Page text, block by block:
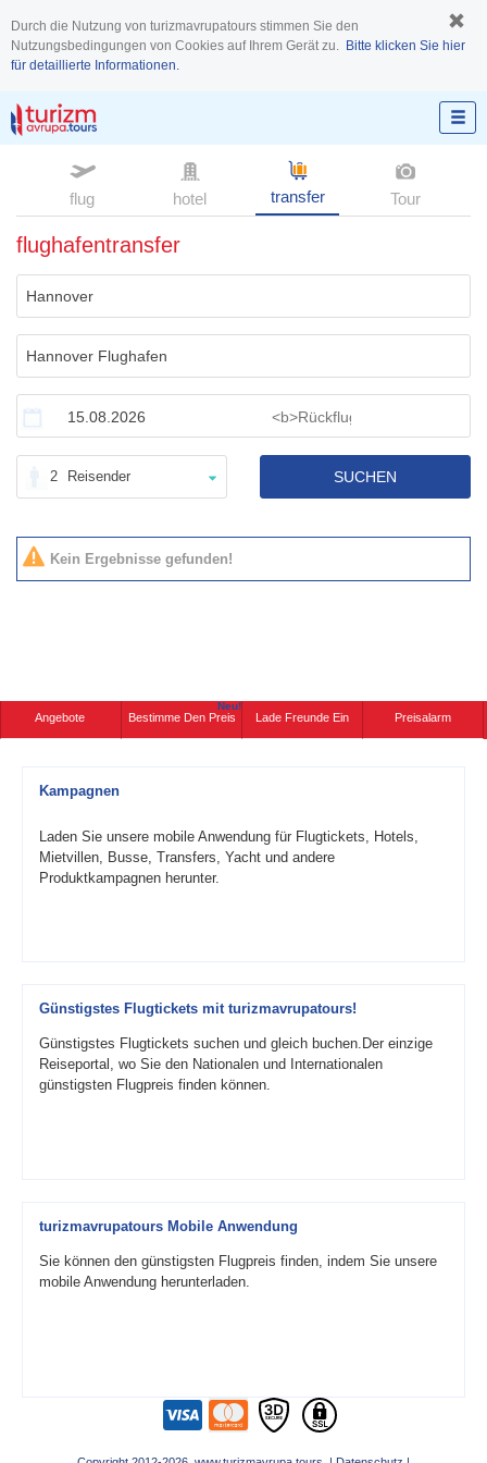
Durch die Nutzung von turizmavrupatours stimmen Sie den
Nutzungsbedingungen von Cookies auf Ihrem Gerät zu. Bitte klicken Sie hier
für detaillierte Informationen.
flug hotel transfer Tour
flughafentransfer
2 Reisender SUCHEN
Kein Ergebnisse gefunden!
Angebote Bestimme Den Preis
Neu!
Lade Freunde Ein Preisalarm
Kampagnen
Laden Sie unsere mobile Anwendung für Flugtickets, Hotels,
Mietvillen, Busse, Transfers, Yacht und andere
Produktkampagnen herunter.
Günstigstes Flugtickets mit turizmavrupatours!
Günstigstes Flugtickets suchen und gleich buchen.Der einzige
Reiseportal, wo Sie den Nationalen und Internationalen
günstigsten Flugpreis finden können.
turizmavrupatours Mobile Anwendung
Sie können den günstigsten Flugpreis finden, indem Sie unsere
mobile Anwendung herunterladen.